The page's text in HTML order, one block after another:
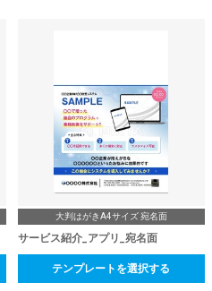
大判はがきA4サイズ 宛名面
サービス紹介_アプリ_宛名面
テンプレートを選択する